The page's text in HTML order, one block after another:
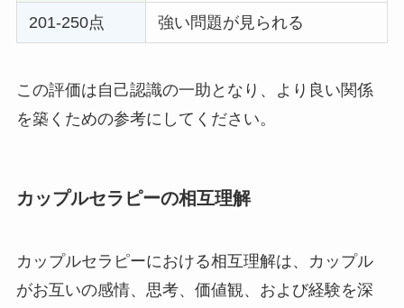
201-250点 強い問題が見られる
この評価は自己認識の一助となり、より良い関係
を築くための参考にしてください。
カップルセラピーの相互理解
カップルセラピーにおける相互理解は、カップル
がお互いの感情、思考、価値観、および経験を深